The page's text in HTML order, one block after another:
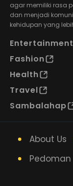
agar memiliki rasa
dan menjadi
kehidupan yang
Entertainment
Fashion
Health
Travel
Sambalahap
About Us
Pedoman